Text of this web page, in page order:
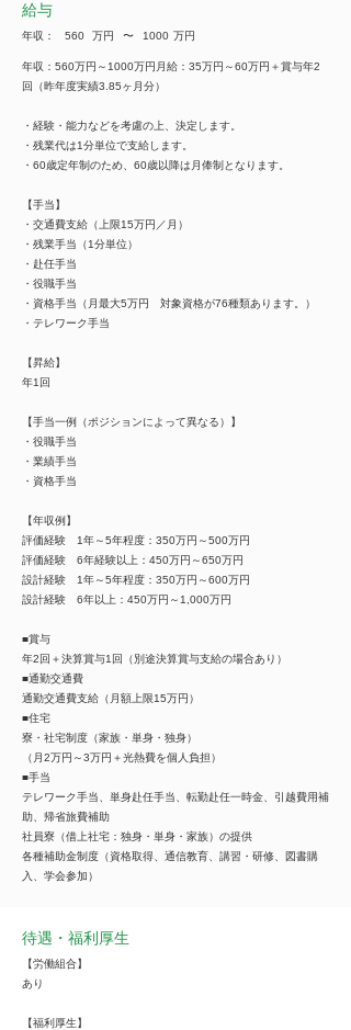
給与
年収： 560 万円 ​〜 1000 万円
年収：560万円～1000万円月給：35万円～60万円＋賞与年2
回（昨年度実績3.85ヶ月分）
・経験・能力などを考慮の上、決定します。
・残業代は1分単位で支給します。
・60歳定年制のため、60歳以降は月俸制となります。
【手当】
・交通費支給（上限15万円／月）
・残業手当（1分単位）
・赴任手当
・役職手当
・資格手当（月最大5万円 対象資格が76種類あります。）
・テレワーク手当
【昇給】
年1回
【手当一例（ポジションによって異なる）】
・役職手当
・業績手当
・資格手当
【年収例】
評価経験 1年～5年程度：350万円～500万円
評価経験 6年経験以上：450万円～650万円
設計経験 1年～5年程度：350万円～600万円
設計経験 6年以上：450万円～1,000万円
■賞与
年2回＋決算賞与1回（別途決算賞与支給の場合あり）
■通勤交通費
通勤交通費支給（月額上限15万円）
■住宅
寮・社宅制度（家族・単身・独身）
（月2万円～3万円＋光熱費を個人負担）
■手当
テレワーク手当、単身赴任手当、転勤赴任一時金、引越費用補
助、帰省旅費補助
社員寮（借上社宅：独身・単身・家族）の提供
各種補助金制度（資格取得、通信教育、講習・研修、図書購
入、学会参加）
待遇・福利厚生
【労働組合】
あり
【福利厚生】